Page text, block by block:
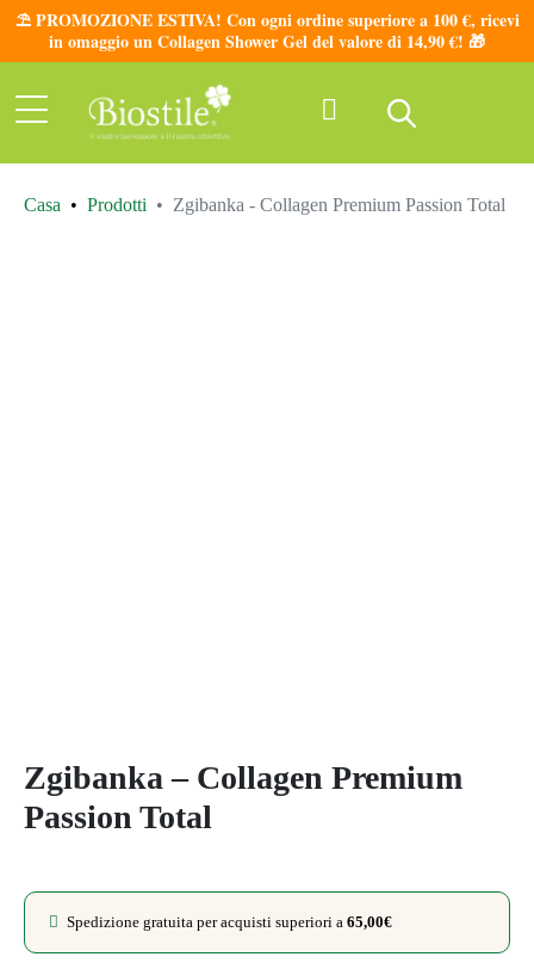
⛱️ PROMOZIONE ESTIVA! Con ogni ordine superiore a 100 €, ricevi
in omaggio un Collagen Shower Gel del valore di 14,90 €! 🎁
Casa Prodotti Zgibanka - Collagen Premium Passion Total
Zgibanka – Collagen Premium
Passion Total
Spedizione gratuita per acquisti superiori a 65,00€